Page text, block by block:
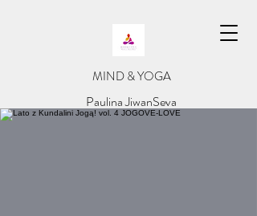
​MIND & YOGA
​Paulina JiwanSeva